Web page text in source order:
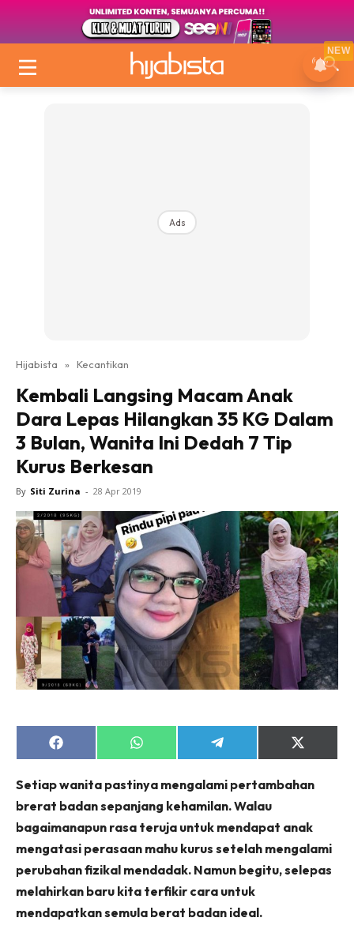
Ads
Hijabista » Kecantikan
Kembali Langsing Macam Anak
Dara Lepas Hilangkan 35 KG Dalam
3 Bulan, Wanita Ini Dedah 7 Tip
Kurus Berkesan
By Siti Zurina - 28 Apr 2019
Share
on
Share
on
Share
on
Share
on
(Twitter)
Setiap wanita pastinya mengalami pertambahan
brerat badan sepanjang kehamilan. Walau
bagaimanapun rasa teruja untuk mendapat anak
mengatasi perasaan mahu kurus setelah mengalami
perubahan fizikal mendadak. Namun begitu, selepas
melahirkan baru kita terfikir cara untuk
mendapatkan semula berat badan ideal.
NEW